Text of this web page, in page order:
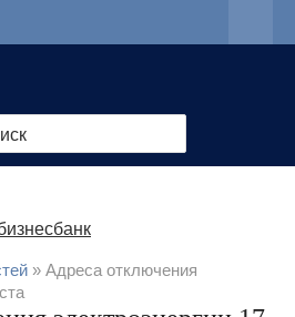
» Адреса отключения